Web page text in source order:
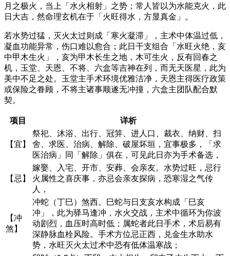
月之极火，当上「水火相射」之势；常人皆以为水能克火，此
日大吉，然命理玄机在于「火旺得水，方显真金」。
若水势过猛，灭火太过则成「寒火凝滞」，主术中体温过低，
凝血功能异常，伤口难以愈合；此日干支组合「水旺火绝，亥
中甲木生火」，亥为甲木长生之地，木可生火，反有回春之
机，玉堂、天恩、不将、六盒等吉神在列，而无天医星，此为
美中不足之处。玉堂主手术环境优雅洁净，天恩主得医疗政策
或保险之眷顾，不将主诸事顺遂无冲撞，六盒主团队配合默
契。
项目 详析
【宜】
祭祀、沐浴、出行、冠笄、进人口、裁衣、纳财、扫
舍、求医、治病、解除、破屋坏垣，宜事极多，「求
医治病」同「解除」俱在，可见此日亦为手术备选，
【忌】
嫁娶、入宅、开市、安葬、会亲友。水势过旺，忌行
火属性之喜庆事，亦忌会亲友探病，恐寒湿之气传
人，
【冲
煞】
冲蛇（丁巳）煞西。巳蛇与日支亥水构成「巳亥
冲」，此为驿马逢冲，水火交战，主术中循环为你波
动剧烈，血压时高时低；属蛇者此日手术，术后易有
深静脉血栓风险。手术方位忌正西，兑金生水助水
势，水旺灭火太过术中恐有低体温寒战；